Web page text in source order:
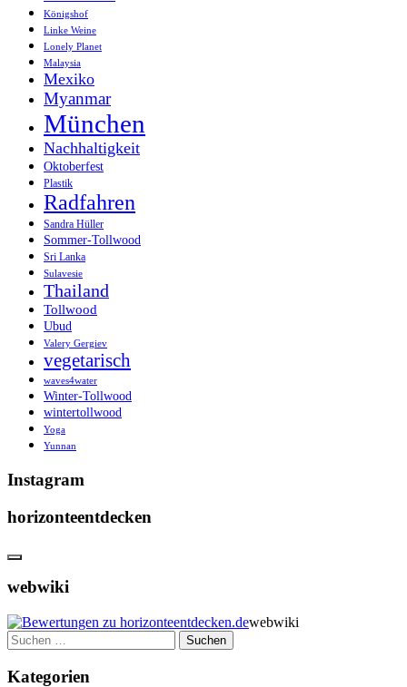
Königshof
Linke Weine
Lonely Planet
Malaysia
Mexiko
Myanmar
München
Nachhaltigkeit
Oktoberfest
Plastik
Radfahren
Sandra Hüller
Sommer-Tollwood
Sri Lanka
Sulavesie
Thailand
Tollwood
Ubud
Valery Gergiev
vegetarisch
waves4water
Winter-Tollwood
wintertollwood
Yoga
Yunnan
Instagram
horizonteentdecken
webwiki
webwiki
Suchen
nach:
Kategorien